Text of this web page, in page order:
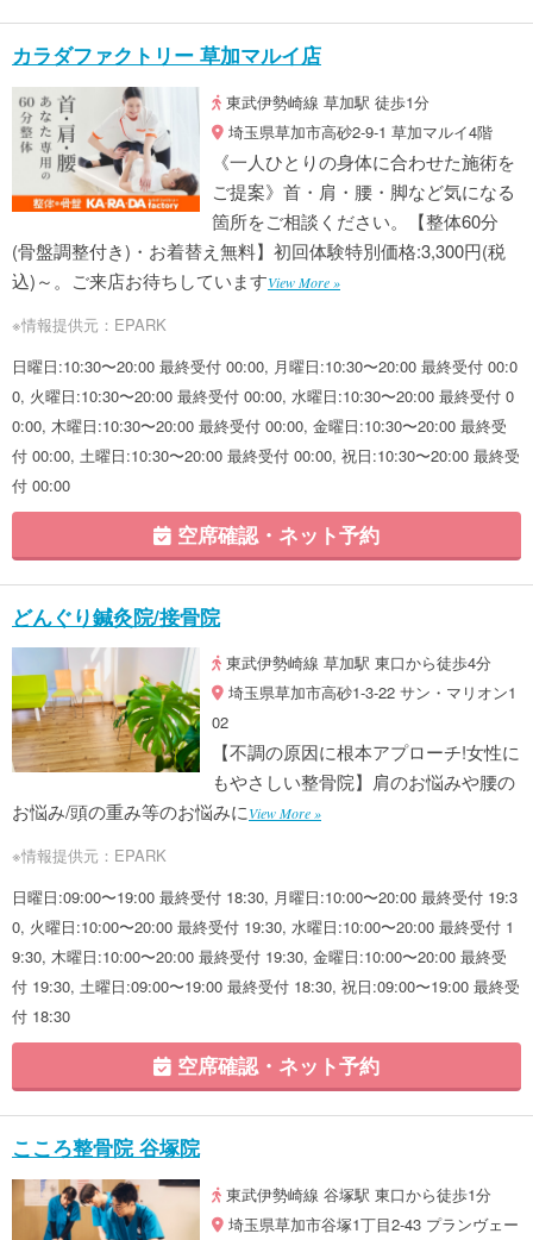
カラダファクトリー 草加マルイ店
東武伊勢崎線 草加駅 徒歩1分
埼玉県草加市高砂2-9-1 草加マルイ4階
《一人ひとりの身体に合わせた施術を
ご提案》首・肩・腰・脚など気になる
箇所をご相談ください。【整体60分
(骨盤調整付き)・お着替え無料】初回体験特別価格:3,300円(税
込)～。ご来店お待ちしていますView More »
※情報提供元：EPARK
日曜日:10:30〜20:00 最終受付 00:00, 月曜日:10:30〜20:00 最終受付 00:0
0, 火曜日:10:30〜20:00 最終受付 00:00, 水曜日:10:30〜20:00 最終受付 0
0:00, 木曜日:10:30〜20:00 最終受付 00:00, 金曜日:10:30〜20:00 最終受
付 00:00, 土曜日:10:30〜20:00 最終受付 00:00, 祝日:10:30〜20:00 最終受
付 00:00
空席確認・ネット予約
どんぐり鍼灸院/接骨院
東武伊勢崎線 草加駅 東口から徒歩4分
埼玉県草加市高砂1-3-22 サン・マリオン1
02
【不調の原因に根本アプローチ!女性に
もやさしい整骨院】肩のお悩みや腰の
お悩み/頭の重み等のお悩みにView More »
※情報提供元：EPARK
日曜日:09:00〜19:00 最終受付 18:30, 月曜日:10:00〜20:00 最終受付 19:3
0, 火曜日:10:00〜20:00 最終受付 19:30, 水曜日:10:00〜20:00 最終受付 1
9:30, 木曜日:10:00〜20:00 最終受付 19:30, 金曜日:10:00〜20:00 最終受
付 19:30, 土曜日:09:00〜19:00 最終受付 18:30, 祝日:09:00〜19:00 最終受
付 18:30
空席確認・ネット予約
こころ整骨院 谷塚院
東武伊勢崎線 谷塚駅 東口から徒歩1分
埼玉県草加市谷塚1丁目2-43 プランヴェー